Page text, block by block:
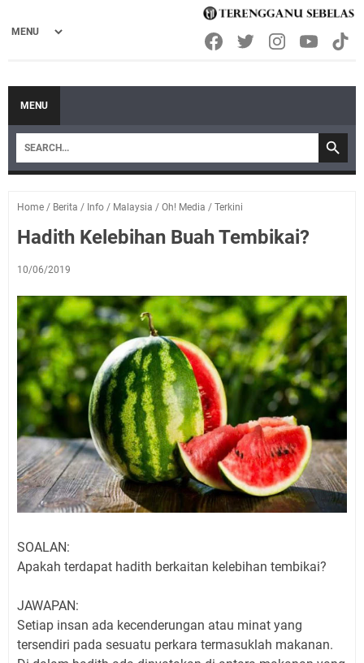
MENU
Home / Berita / Info / Malaysia / Oh! Media / Terkini
Hadith Kelebihan Buah Tembikai?
10/06/2019
SOALAN:
Apakah terdapat hadith berkaitan kelebihan tembikai?
JAWAPAN:
Setiap insan ada kecenderungan atau minat yang
tersendiri pada sesuatu perkara termasuklah makanan.